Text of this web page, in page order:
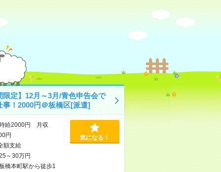
限定】12月～3月/青色申告会で
事！2000円＠板橋区[派遣]
給2000円 月収
円
額支給
～30万円
橋本町駅から徒歩1
気になる！